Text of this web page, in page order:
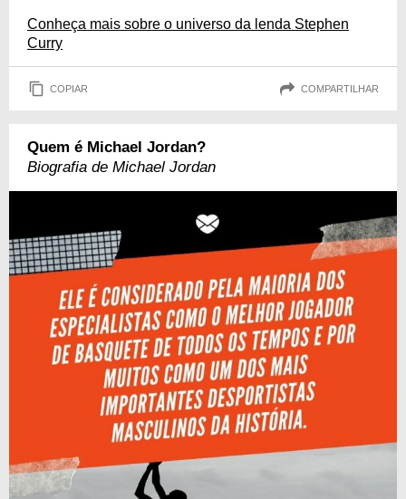
Conheça mais sobre o universo da lenda Stephen
Curry
COPIAR COMPARTILHAR
Quem é Michael Jordan?
Biografia de Michael Jordan